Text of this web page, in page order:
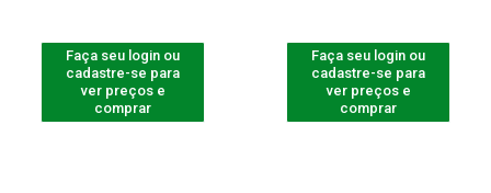
Faça seu login ou
cadastre-se para
ver preços e
comprar
Faça seu login ou
cadastre-se para
ver preços e
comprar